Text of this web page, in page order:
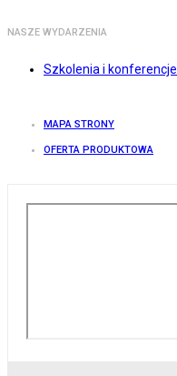
NASZE WYDARZENIA
Szkolenia i konferencje
MAPA STRONY
OFERTA PRODUKTOWA